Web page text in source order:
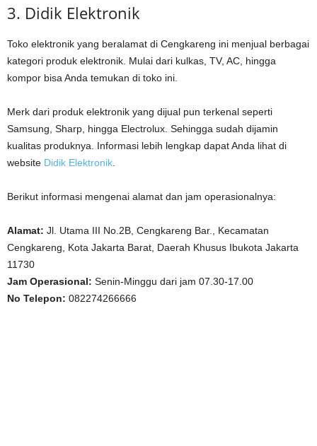
3. Didik Elektronik
Toko elektronik yang beralamat di Cengkareng ini menjual berbagai
kategori produk elektronik. Mulai dari kulkas, TV, AC, hingga
kompor bisa Anda temukan di toko ini.
Merk dari produk elektronik yang dijual pun terkenal seperti
Samsung, Sharp, hingga Electrolux. Sehingga sudah dijamin
kualitas produknya. Informasi lebih lengkap dapat Anda lihat di
website Didik Elektronik.
Berikut informasi mengenai alamat dan jam operasionalnya:
Alamat: Jl. Utama III No.2B, Cengkareng Bar., Kecamatan
Cengkareng, Kota Jakarta Barat, Daerah Khusus Ibukota Jakarta
11730
Jam Operasional: Senin-Minggu dari jam 07.30-17.00
No Telepon: 082274266666